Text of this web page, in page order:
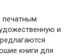
печатным
и
книги для